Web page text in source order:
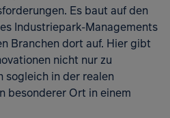
Es baut auf den
Industriepark-Managements
Branchen dort auf. Hier gibt
nicht nur zu
sogleich in der realen
besonderer Ort in einem